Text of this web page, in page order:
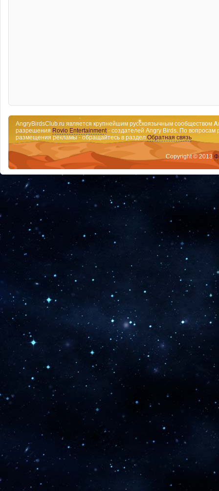
AngryBirdsClub.ru является крупнейшим русскоязычным сообществом
разрешения Rovio Entertainment- создателей Angry Birds. По вопросам
размещения рекламы - обращайтесь в раздел Обратная связь
Copyright © 2013